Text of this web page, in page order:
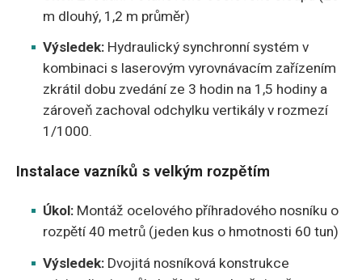
m dlouhý, 1,2 m průměr)
Výsledek: Hydraulický synchronní systém v
kombinaci s laserovým vyrovnávacím zařízením
zkrátil dobu zvedání ze 3 hodin na 1,5 hodiny a
zároveň zachoval odchylku vertikály v rozmezí
1/1000.
Instalace vazníků s velkým rozpětím
Úkol: Montáž ocelového příhradového nosníku o
rozpětí 40 metrů (jeden kus o hmotnosti 60 tun)
Výsledek: Dvojitá nosníková konstrukce